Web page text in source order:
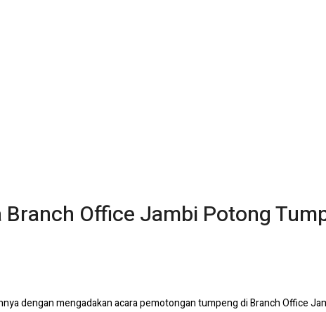
Branch Office Jambi Potong
dengan mengadakan acara pemotongan tumpeng di Branch Office